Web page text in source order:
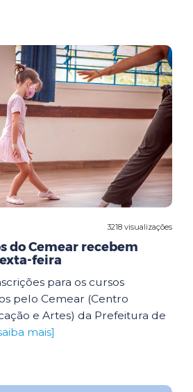
3218 visualizações
do Cemear recebem
feira
para os cursos
pelo Cemear (Centro
e Artes) da Prefeitura de
mais]